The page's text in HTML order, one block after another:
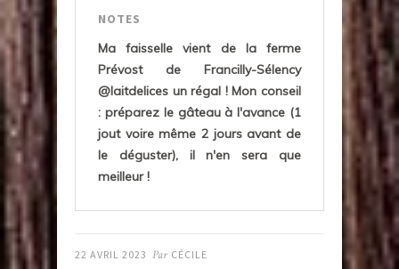
NOTES
Ma faisselle vient de la ferme
Prévost de Francilly-Sélency
@laitdelices un régal ! Mon conseil
: préparez le gâteau à l'avance (1
jout voire même 2 jours avant de
le déguster), il n'en sera que
meilleur !
22 AVRIL 2023 Par CÉCILE